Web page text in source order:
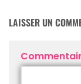
LAISSER UN